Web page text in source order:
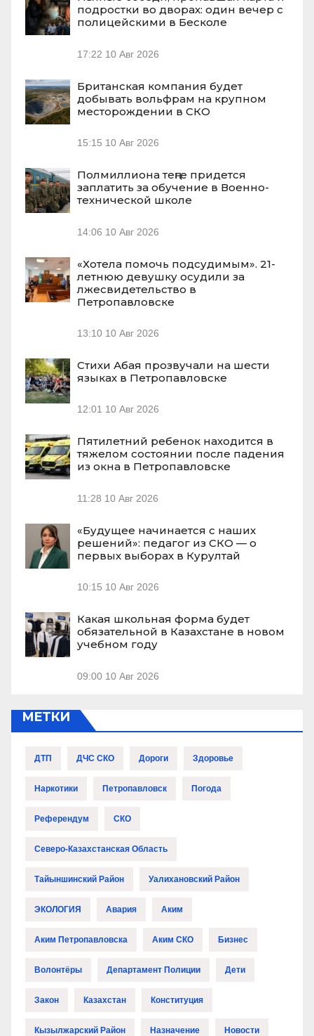
подростки во дворах: один вечер с
полицейскими в Бесколе
17:22 10 Авг 2026
Британская компания будет
добывать вольфрам на крупном
месторождении в СКО
15:15 10 Авг 2026
Полмиллиона теңге придется
заплатить за обучение в Военно-
технической школе
14:06 10 Авг 2026
«Хотела помочь подсудимым». 21-
летнюю девушку осудили за
лжесвидетельство в
Петропавловске
13:10 10 Авг 2026
Стихи Абая прозвучали на шести
языках в Петропавловске
12:01 10 Авг 2026
Пятилетний ребенок находится в
тяжелом состоянии после падения
из окна в Петропавловске
11:28 10 Авг 2026
«Будущее начинается с наших
решений»: педагог из СКО — о
первых выборах в Курултай
10:15 10 Авг 2026
Какая школьная форма будет
обязательной в Казахстане в новом
учебном году
09:00 10 Авг 2026
МЕТКИ
ДТП ДЧС СКО Дороги Здоровье
Наркотики Петропавловск Погода
Референдум СКО
Северо-Казахстанская Область
Тайыншинский Район Уалихановский Район
ЭКОЛОГИЯ Авария Аким
Аким Петропавловска Аким СКО Бизнес
Волонтёры Департамент Полиции Дети
Закон Казахстан Конституция
Кызылжарский Район Назначение Новости